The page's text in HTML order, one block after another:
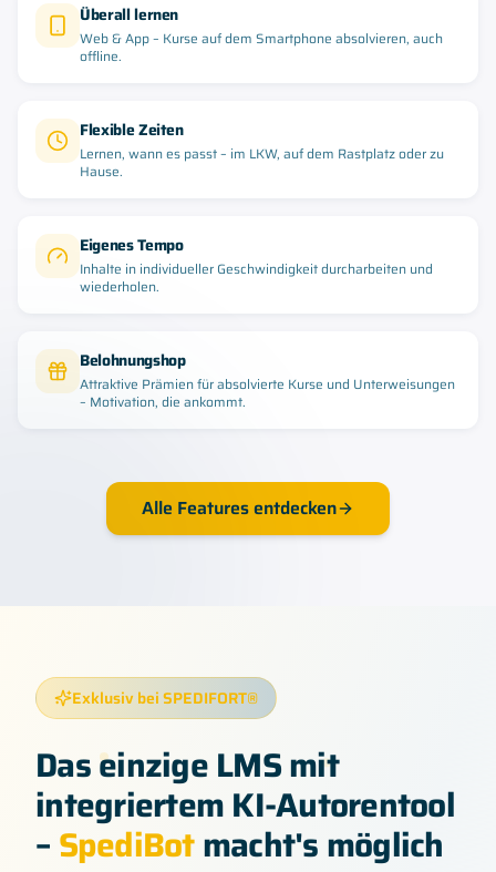
Überall lernen
Web & App – Kurse auf dem Smartphone absolvieren, auch
offline.
Flexible Zeiten
Lernen, wann es passt – im LKW, auf dem Rastplatz oder zu
Hause.
Eigenes Tempo
Inhalte in individueller Geschwindigkeit durcharbeiten und
wiederholen.
Belohnungshop
Attraktive Prämien für absolvierte Kurse und Unterweisungen
– Motivation, die ankommt.
Alle Features entdecken
Exklusiv bei SPEDIFORT®
Das einzige LMS mit
integriertem KI-Autorentool
–SpediBotmacht's möglich